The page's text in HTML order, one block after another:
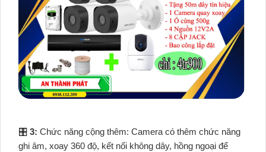
🎛 3: Chức năng cộng thêm: Camera có thêm chức năng
ghi âm, xoay 360 độ, kết nối không dây, hồng ngoại để